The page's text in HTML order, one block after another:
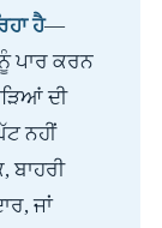
ਹੈ—
ਪਾਰ ਕਰਨ
ਦੀ
ਨਹੀਂ
ਬਾਹਰੀ
ਜਾਂ